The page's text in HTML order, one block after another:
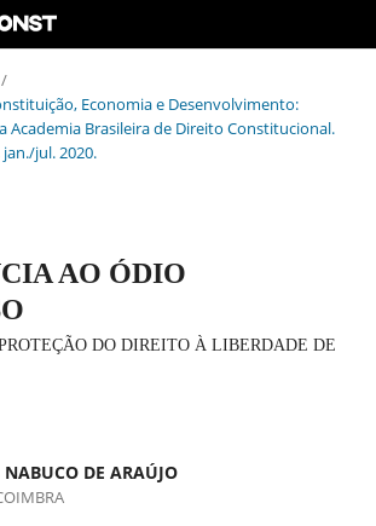
/
Economia e Desenvolvimento:
Academia Brasileira de Direito Constitucional.
jul. 2020.
AO ÓDIO
DO DIREITO À LIBERDADE DE
DE ARAÚJO